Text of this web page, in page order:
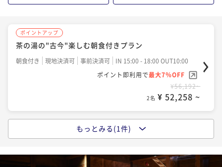
ポイントアップ
茶の湯の"古今"楽しむ朝食付きプラン
朝食付き 現地決済可 事前決済可
IN 15:00 - 18:00 OUT10:00
ポイント即利用で最大7％OFF
¥56,192~
2名 ¥ 52,258 ~
犬山城下町を楽しむレギュラープラン 2食付き
二食付き 現地決済可 事前決済可
IN 15:00 - 18:00 OUT10:00
もっとみる(1件)